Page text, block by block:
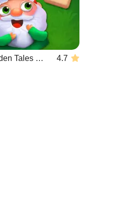
Garden Tales Mahjong 4.7